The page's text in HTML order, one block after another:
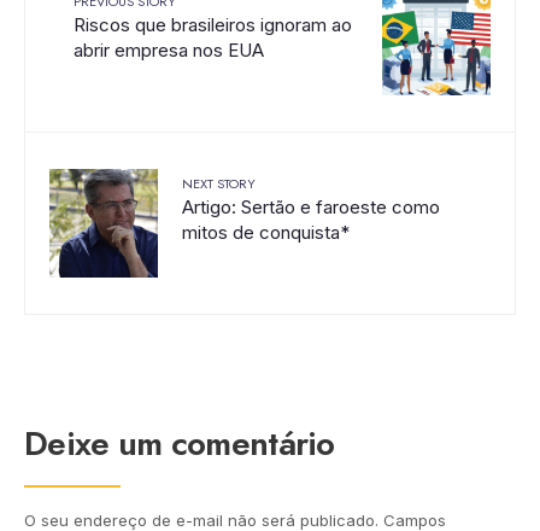
Riscos que brasileiros ignoram ao
abrir empresa nos EUA
NEXT STORY
Artigo: Sertão e faroeste como
mitos de conquista*
Deixe um comentário
O seu endereço de e-mail não será publicado. Campos